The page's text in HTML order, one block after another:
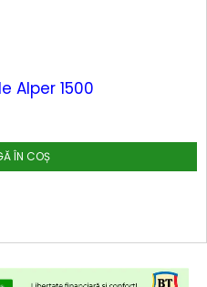
Alper 1500
ÎN COȘ